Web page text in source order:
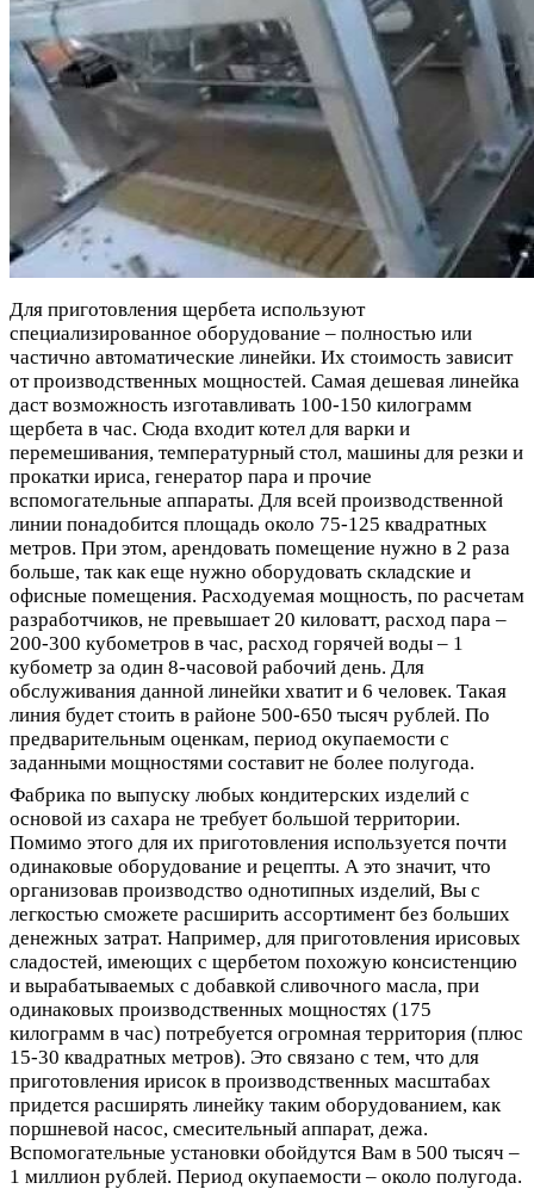
Для приготовления щербета используют
специализированное оборудование – полностью или
частично автоматические линейки. Их стоимость зависит
от производственных мощностей. Самая дешевая линейка
даст возможность изготавливать 100-150 килограмм
щербета в час. Сюда входит котел для варки и
перемешивания, температурный стол, машины для резки и
прокатки ириса, генератор пара и прочие
вспомогательные аппараты. Для всей производственной
линии понадобится площадь около 75-125 квадратных
метров. При этом, арендовать помещение нужно в 2 раза
больше, так как еще нужно оборудовать складские и
офисные помещения. Расходуемая мощность, по расчетам
разработчиков, не превышает 20 киловатт, расход пара –
200-300 кубометров в час, расход горячей воды – 1
кубометр за один 8-часовой рабочий день. Для
обслуживания данной линейки хватит и 6 человек. Такая
линия будет стоить в районе 500-650 тысяч рублей. По
предварительным оценкам, период окупаемости с
заданными мощностями составит не более полугода.
Фабрика по выпуску любых кондитерских изделий с
основой из сахара не требует большой территории.
Помимо этого для их приготовления используется почти
одинаковые оборудование и рецепты. А это значит, что
организовав производство однотипных изделий, Вы с
легкостью сможете расширить ассортимент без больших
денежных затрат. Например, для приготовления ирисовых
сладостей, имеющих с щербетом похожую консистенцию
и вырабатываемых с добавкой сливочного масла, при
одинаковых производственных мощностях (175
килограмм в час) потребуется огромная территория (плюс
15-30 квадратных метров). Это связано с тем, что для
приготовления ирисок в производственных масштабах
придется расширять линейку таким оборудованием, как
поршневой насос, смесительный аппарат, дежа.
Вспомогательные установки обойдутся Вам в 500 тысяч –
1 миллион рублей. Период окупаемости – около полугода.